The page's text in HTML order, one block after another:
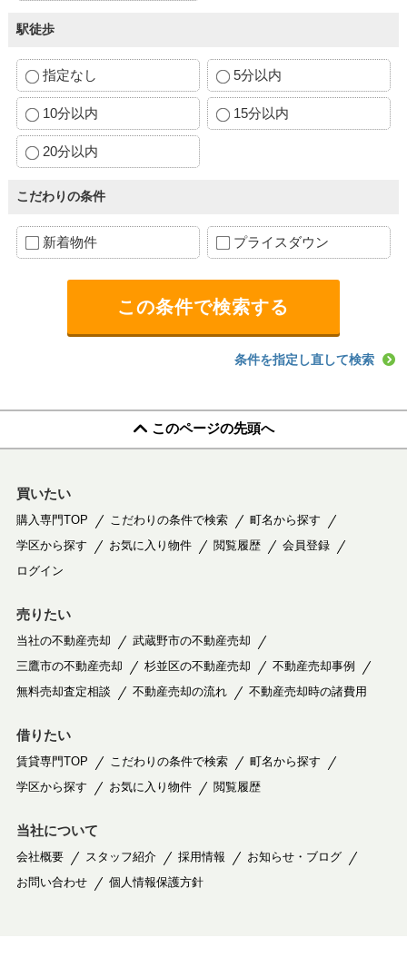
駅徒歩
指定なし 5分以内
10分以内 15分以内
20分以内
こだわりの条件
新着物件 プライスダウン
条件を指定し直して検索
このページの先頭へ
買いたい
購入専門TOP こだわりの条件で検索
町名から探す
学区から探す
お気に入り物件 閲覧履歴
会員登録
ログイン
売りたい
当社の不動産売却
武蔵野市の不動産売却
三鷹市の不動産売却
杉並区の不動産売却
不動産売却事例
無料売却査定相談
不動産売却の流れ 不動産売却時の諸費用
借りたい
賃貸専門TOP こだわりの条件で検索
町名から探す
学区から探す
お気に入り物件 閲覧履歴
当社について
会社概要 スタッフ紹介 採用情報
お知らせ・ブログ
お問い合わせ
個人情報保護方針